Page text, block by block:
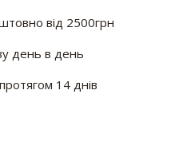
від 2500грн
день в день
14 днів